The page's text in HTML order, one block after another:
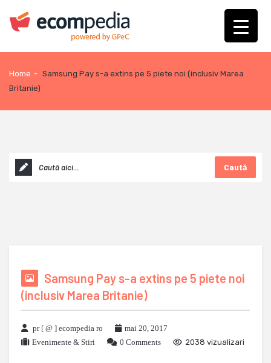
Home - Samsung Pay s-a extins pe 5 piete noi (inclusiv Marea
Britanie)
Caută
Samsung Pay s-a extins pe 5 piete noi
(inclusiv Marea Britanie)
pr [ @ ] ecompedia ro
mai 20, 2017
Evenimente & Stiri
0 Comments 2038 vizualizari